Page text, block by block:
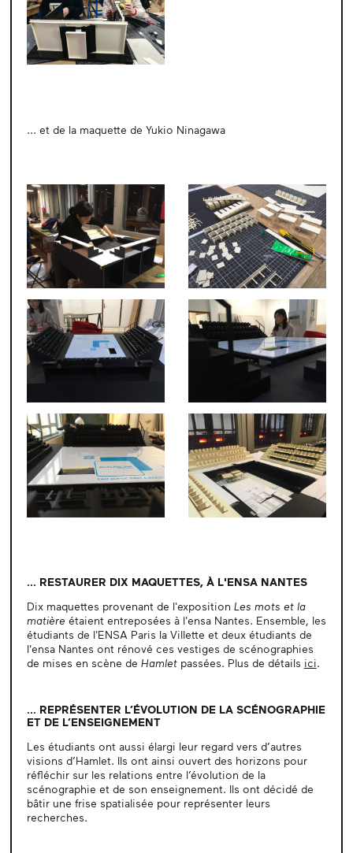
... et de la maquette de Yukio Ninagawa
... RESTAURER DIX MAQUETTES, À L'ENSA NANTES
Dix maquettes provenant de l'exposition Les mots et la
matière étaient entreposées à l'ensa Nantes. Ensemble, les
étudiants de l'ENSA Paris la Villette et deux étudiants de
l'ensa Nantes ont rénové ces vestiges de scénographies
de mises en scène de Hamlet passées. Plus de détails ici.
... REPRÉSENTER L’ÉVOLUTION DE LA SCÉNOGRAPHIE
ET DE L’ENSEIGNEMENT
Les étudiants ont aussi élargi leur regard vers d’autres
visions d’Hamlet. Ils ont ainsi ouvert des horizons pour
réfléchir sur les relations entre l’évolution de la
scénographie et de son enseignement. Ils ont décidé de
bâtir une frise spatialisée pour représenter leurs
recherches.